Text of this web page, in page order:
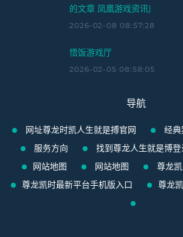
的文章 凤凰游戏资讯)
2026-02-08 08:57:28
悟饭游戏厅
2026-02-05 08:58:05
导航
网址尊龙时凯人生就是搏官网 经典
服务方向
找到尊龙人生就是博登
网站地图
网站地图
尊龙
尊龙凯时最新平台手机版入口
尊龙